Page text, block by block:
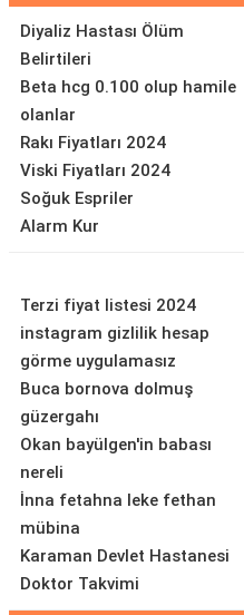
Diyaliz Hastası Ölüm
Belirtileri
Beta hcg 0.100 olup hamile
olanlar
Rakı Fiyatları 2024
Viski Fiyatları 2024
Soğuk Espriler
Alarm Kur
Terzi fiyat listesi 2024
instagram gizlilik hesap
görme uygulamasız
Buca bornova dolmuş
güzergahı
Okan bayülgen'in babası
nereli
İnna fetahna leke fethan
mübina
Karaman Devlet Hastanesi
Doktor Takvimi